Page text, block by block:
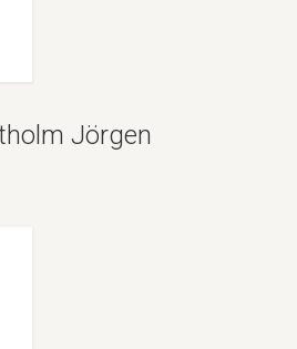
Jörgen